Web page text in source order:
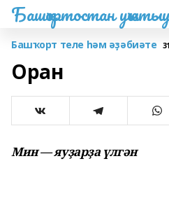
Башҡортостан
Башҡорт теле һәм әҙәбиәте
Оран
Мин — яуҙарҙа үлгән